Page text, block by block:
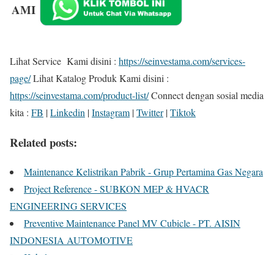
AMI
Lihat Service Kami disini : https://seinvestama.com/services-
page/Lihat Katalog Produk Kami disini :
https://seinvestama.com/product-list/Connect dengan sosial media
kita : FB |Linkedin |Instagram |Twitter|Tiktok
Related posts:
Maintenance Kelistrikan Pabrik - Grup Pertamina Gas Negara
Project Reference - SUBKON MEP & HVACR
ENGINEERING SERVICES
Preventive Maintenance Panel MV Cubicle - PT. AISIN
INDONESIA AUTOMOTIVE